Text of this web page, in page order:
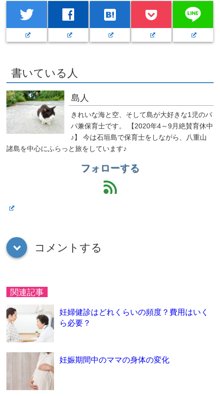
twitter facebook hatenabookmark line
書いている人
島人
きれいな海と空、そして島が大好きな1児のパ
パ兼保育士です。 【2020年4～9月絶賛育休中
♪】 今は石垣島で保育士をしながら、八重山
諸島を中心にふらっと旅をしています♪
フォローする
feed
down コメントする
関連記事
妊婦健診はどれくらいの頻度？費用はいく
ら必要？
妊娠期間中のママの身体の変化